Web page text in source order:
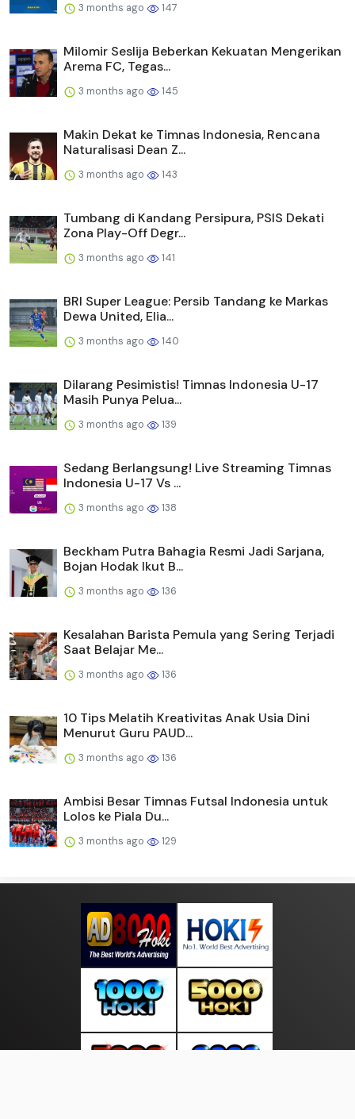
3 months ago 147
Milomir Seslija Beberkan Kekuatan Mengerikan
Arema FC, Tegas...
3 months ago 145
Makin Dekat ke Timnas Indonesia, Rencana
Naturalisasi Dean Z...
3 months ago 143
Tumbang di Kandang Persipura, PSIS Dekati
Zona Play-Off Degr...
3 months ago 141
BRI Super League: Persib Tandang ke Markas
Dewa United, Elia...
3 months ago 140
Dilarang Pesimistis! Timnas Indonesia U-17
Masih Punya Pelua...
3 months ago 139
Sedang Berlangsung! Live Streaming Timnas
Indonesia U-17 Vs ...
3 months ago 138
Beckham Putra Bahagia Resmi Jadi Sarjana,
Bojan Hodak Ikut B...
3 months ago 136
Kesalahan Barista Pemula yang Sering Terjadi
Saat Belajar Me...
3 months ago 136
10 Tips Melatih Kreativitas Anak Usia Dini
Menurut Guru PAUD...
3 months ago 136
Ambisi Besar Timnas Futsal Indonesia untuk
Lolos ke Piala Du...
3 months ago 129